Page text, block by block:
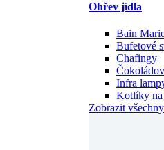
Ohřev jídla
Bain
Bufetové
Chafingy
Infra
Kotlíky na
Zobrazit všechny